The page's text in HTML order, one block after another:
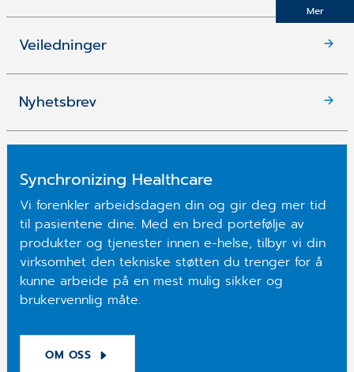
Mer
Veiledninger
Nyhetsbrev
Synchronizing Healthcare
Vi forenkler arbeidsdagen din og gir deg mer tid
til pasientene dine. Med en bred portefølje av
produkter og tjenester innen e-helse, tilbyr vi din
virksomhet den tekniske støtten du trenger for å
kunne arbeide på en mest mulig sikker og
brukervennlig måte.
OM OSS